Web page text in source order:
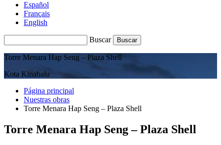
Español
Français
English
Buscar
Torre Menara Hap Seng – Plaza Shell
Kota Kinabalu
Página principal
Nuestras obras
Torre Menara Hap Seng – Plaza Shell
Torre Menara Hap Seng – Plaza Shell